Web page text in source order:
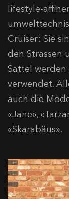
lifestyle-
Cruiser: Sie
den Strassen
Sattel werden
verwendet.
auch die
«Jane»,
«Skarabäus».